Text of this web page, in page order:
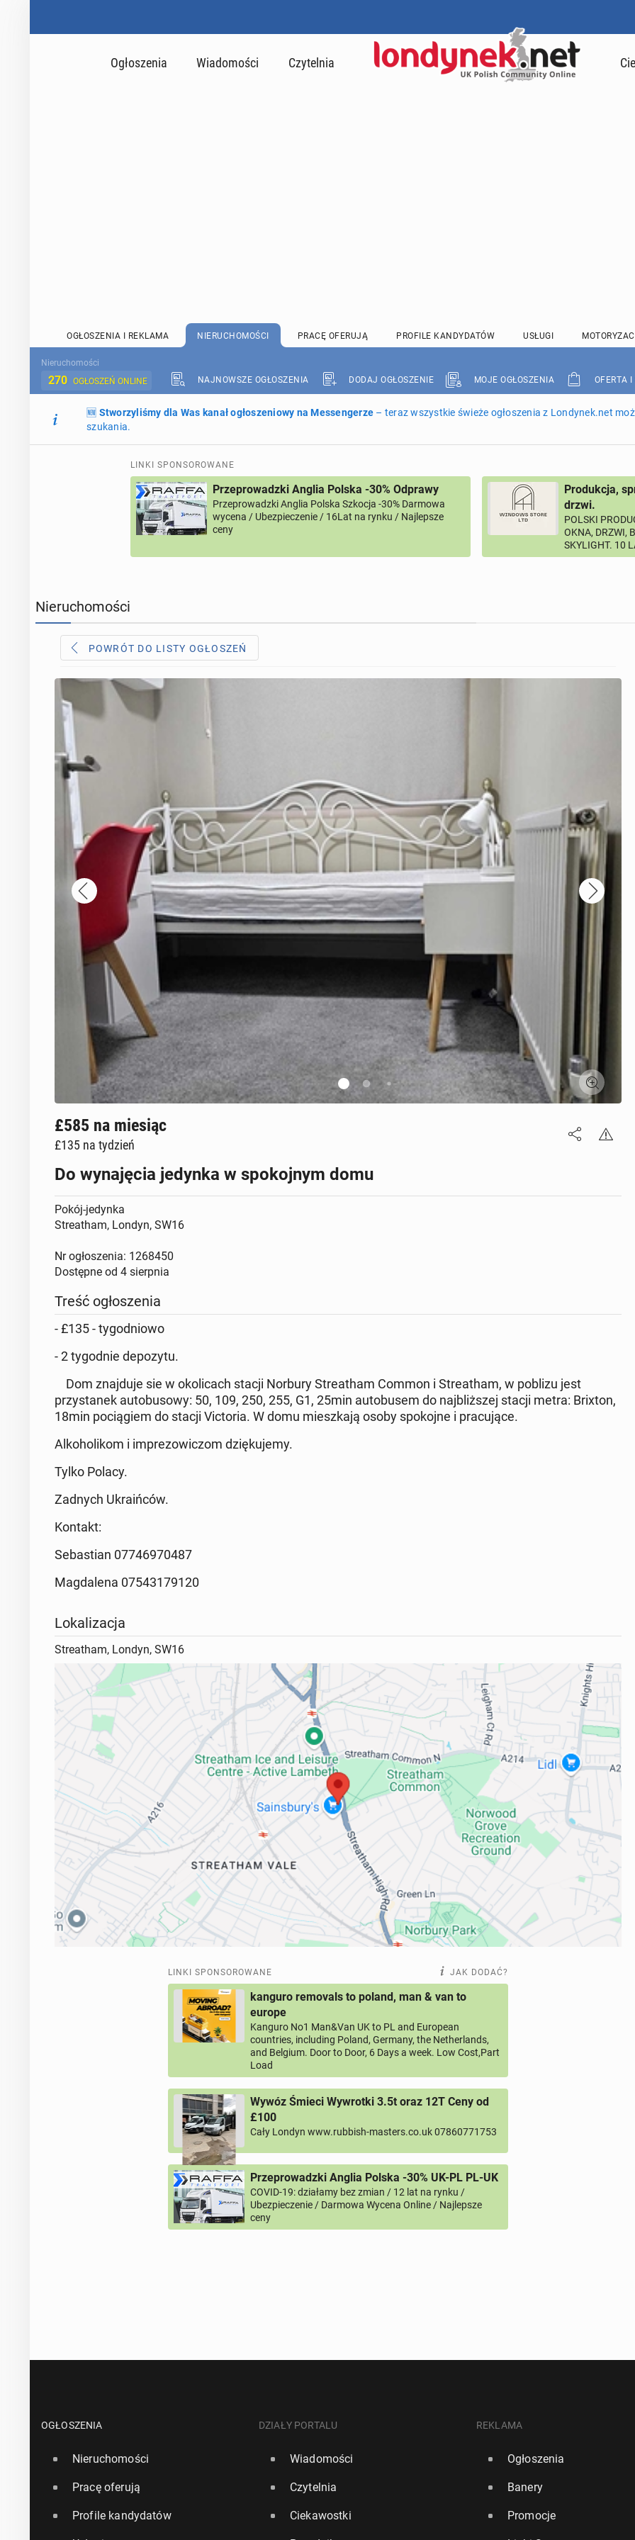
Ogłoszenia Wiadomości Czytelnia
OGŁOSZENIA I REKLAMA NIERUCHOMOŚCI PRACĘ OFERUJĄ PROFILE KANDYDATÓW USŁUGI
Nieruchomości
270 OGŁOSZEŃ ONLINE NAJNOWSZE OGŁOSZENIA DODAJ OGŁOSZENIE MOJE OGŁOSZENIA OFERTA I
🆕 Stworzyliśmy dla Was kanał ogłoszeniowy na Messengerze – teraz wszystkie świeże ogłoszenia z Londynek.net
szukania.
LINKI SPONSOROWANE
Przeprowadzki Anglia Polska -30% Odprawy
Przeprowadzki Anglia Polska Szkocja -30% Darmowa
wycena / Ubezpieczenie / 16Lat na rynku / Najlepsze
ceny
Produkcja,
drzwi.
POLSKI
OKNA, DRZWI,
SKYLIGHT. 10
Nieruchomości
POWRÓT DO LISTY OGŁOSZEŃ
£585 na miesiąc
£135 na tydzień
Do wynajęcia jedynka w spokojnym domu
Pokój-jedynka
Streatham, Londyn, SW16
Nr ogłoszenia: 1268450
Dostępne od 4 sierpnia
Treść ogłoszenia
- £135 - tygodniowo
- 2 tygodnie depozytu.
Dom znajduje sie w okolicach stacji Norbury Streatham Common i Streatham, w poblizu jest
przystanek autobusowy: 50, 109, 250, 255, G1, 25min autobusem do najbliższej stacji metra: Brixton,
18min pociągiem do stacji Victoria. W domu mieszkają osoby spokojne i pracujące.
Alkoholikom i imprezowiczom dziękujemy.
Tylko Polacy.
Zadnych Ukraińców.
Kontakt:
Sebastian 07746970487
Magdalena 07543179120
Lokalizacja
Streatham, Londyn, SW16
LINKI SPONSOROWANE JAK DODAĆ?
kanguro removals to poland, man & van to
europe
Kanguro No1 Man&Van UK to PL and European
countries, including Poland, Germany, the Netherlands,
and Belgium. Door to Door, 6 Days a week. Low Cost,Part
Load
Wywóz Śmieci Wywrotki 3.5t oraz 12T Ceny od
£100
Cały Londyn www.rubbish-masters.co.uk 07860771753
Przeprowadzki Anglia Polska -30% UK-PL PL-UK
COVID-19: działamy bez zmian / 12 lat na rynku /
Ubezpieczenie / Darmowa Wycena Online / Najlepsze
ceny
OGŁOSZENIA
Nieruchomości
Pracę oferują
Profile kandydatów
DZIAŁY PORTALU
Wiadomości
Czytelnia
Ciekawostki
REKLAMA
Ogłoszenia
Banery
Promocje